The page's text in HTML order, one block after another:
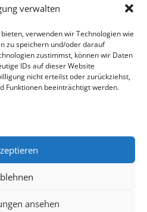
verwalten
verwenden wir Technologien wie
zu speichern und/oder darauf
zustimmst, können wir Daten
IDs auf dieser Website
nicht erteilst oder zurückziehst,
Funktionen beeinträchtigt werden.
ansehen
& Co. KG. Alle Rechte
Kontakt
Wartungsbedingungen